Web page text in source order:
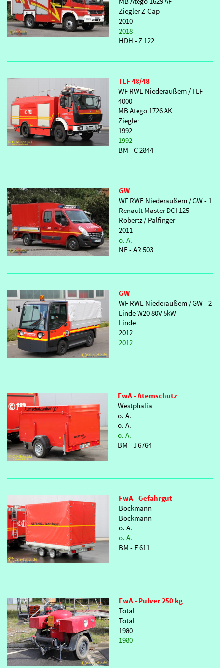
Ziegler Z-Cap
2010
2018
HDH - Z 122
TLF 48/48
WF RWE Niederaußem / TLF
4000
MB Atego 1726 AK
Ziegler
1992
1992
BM - C 2844
GW
WF RWE Niederaußem / GW - 1
Renault Master DCI 125
Robertz / Palfinger
2011
o. A.
NE - AR 503
GW
WF RWE Niederaußem / GW - 2
Linde W20 80V 5kW
Linde
2012
2012
FwA - Atemschutz
Westphalia
o. A.
o. A.
o. A.
BM - J 6764
FwA - Gefahrgut
Böckmann
Böckmann
o. A.
o. A.
BM - E 611
FwA - Pulver 250 kg
Total
Total
1980
1980